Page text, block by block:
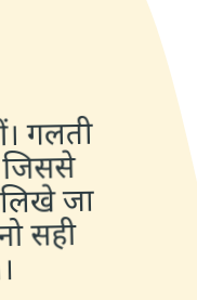
गलती
जिससे
जा
सही